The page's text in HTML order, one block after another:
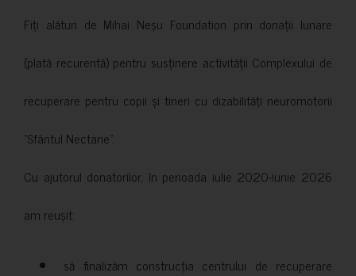
Fiți alături de Mihai Neșu Foundation prin donații lunare
(plată recurentă) pentru susținere activității Complexului de
recuperare pentru copii și tineri cu dizabilități neuromotorii
”Sfântul Nectarie”.
Cu ajutorul donatorilor, în perioada iulie 2020-iunie 2026
am reușit:
să finalizăm construcția centrului de recuperare